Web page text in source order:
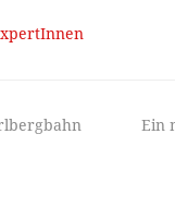
Ein